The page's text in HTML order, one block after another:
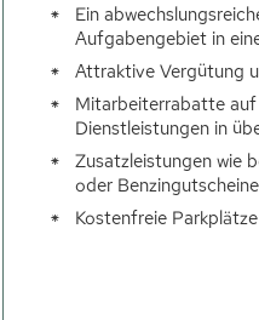
Ein
Aufgabengebiet in
Attraktive Vergütung
Mitarbeiterrabatte
Dienstleistungen in
Zusatzleistungen wie
oder Benzingutscheine
Kostenfreie